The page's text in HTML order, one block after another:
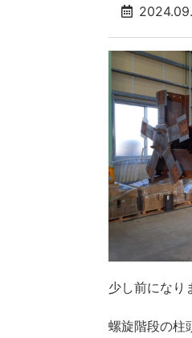
少し前になり
螺旋階段の柱